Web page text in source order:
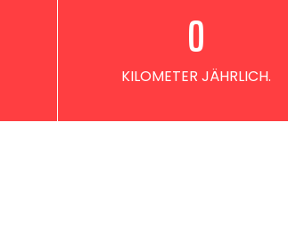
KILOMETER JÄHRLICH.
0